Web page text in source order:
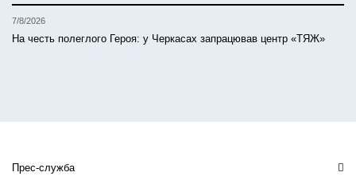
7/8/2026
На честь полеглого Героя: у Черкасах запрацював центр «ТЯЖ»
Прес-служба